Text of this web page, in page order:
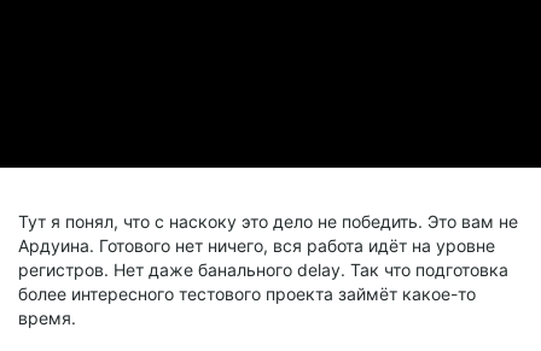
Тут я понял, что с наскоку это дело не победить. Это вам не
Ардуина. Готового нет ничего, вся работа идёт на уровне
регистров. Нет даже банального delay. Так что подготовка
более интересного тестового проекта займёт какое-то
время.